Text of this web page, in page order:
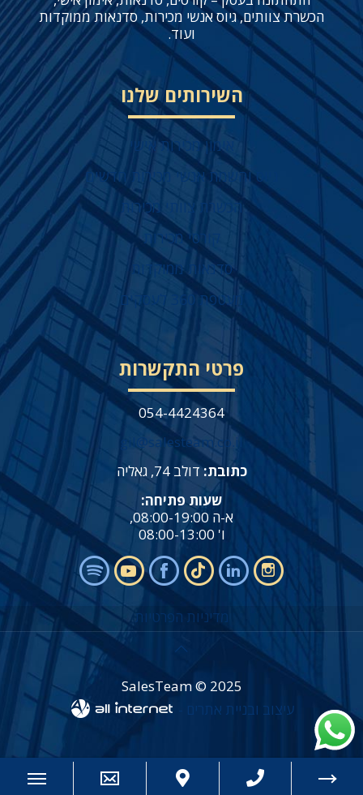
הכשרת צוותים, גיוס אנשי מכירות, סדנאות ממוקדות
ועוד.
השירותים שלנו
אימון מכירות אישי
גיוס והשמת אנשי מכירות חדשים
הכשרת צוותי מכירות
קורסי מכירות
סדנאות ממוקדות
מעטפת 360 לעסקים
פרטי התקשרות
054-4424364
gil@salesteam.co.il
כתובת:דולב 74, גאליה
שעות פתיחה:
א-ה 08:00-19:00,
ו' 08:00-13:00
מדיניות הפרטיות
SalesTeam © 2025
עיצוב ובניית אתרים -